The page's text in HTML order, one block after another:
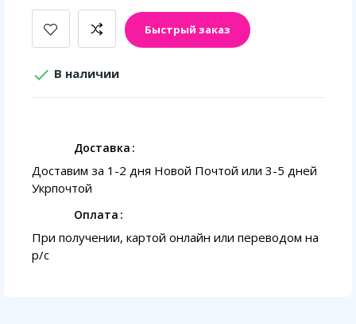
Быстрый заказ
 В наличии
Доставка
Доставим за 1-2 дня Новой Почтой или 3-5 дней
Укрпочтой
Оплата
При получении, картой онлайн или переводом на
p/с